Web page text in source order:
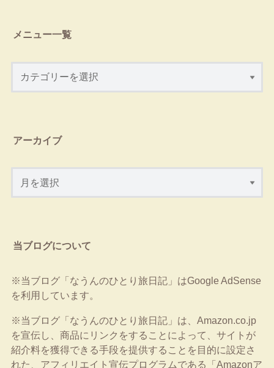
メニュー一覧
アーカイブ
当ブログについて
※当ブログ「なうんのひとり旅日記」はGoogle AdSense
を利用しています。
※当ブログ「なうんのひとり旅日記」は、Amazon.co.jp
を宣伝し、商品にリンクをすることによって、サイトが
紹介料を獲得できる手段を提供することを目的に設定さ
れた、アフィリエイト宣伝プログラムである「Amazonア